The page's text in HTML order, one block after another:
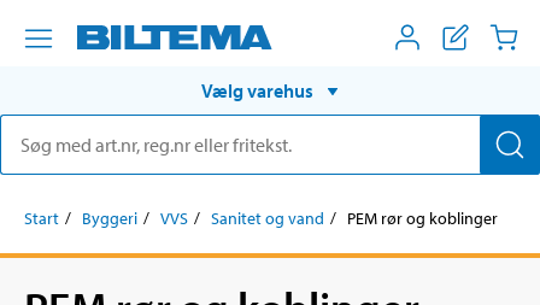
Vælg varehus
Start Byggeri VVS Sanitet og vand PEM rør og koblinger